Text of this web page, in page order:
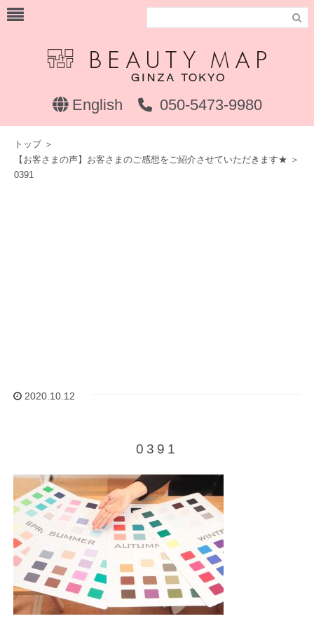

English 050-5473-9980
トップ＞
【お客さまの声】お客さまのご感想をご紹介させていただきます★ ＞
0391
2020.10.12
0391